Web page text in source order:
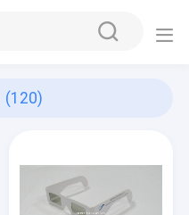
(120)